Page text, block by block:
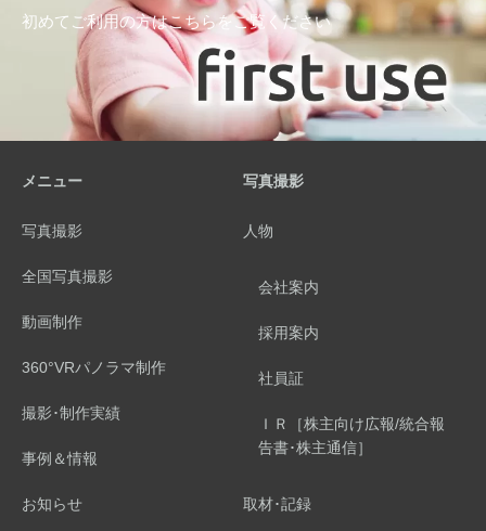
初めてご利用の方はこちらをご覧ください
メニュー
写真撮影
全国写真撮影
動画制作
360°VRパノラマ制作
撮影･制作実績
事例＆情報
お知らせ
写真撮影
人物
会社案内
採用案内
社員証
ＩＲ［株主向け広報/統合報
告書･株主通信］
取材･記録